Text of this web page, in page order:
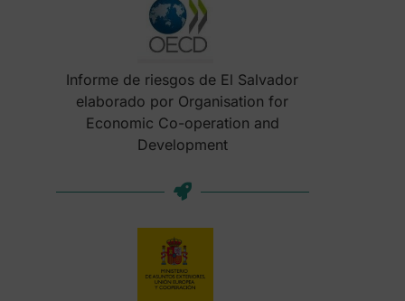
Informe de riesgos de El Salvador
elaborado por Organisation for
Economic Co-operation and
Development